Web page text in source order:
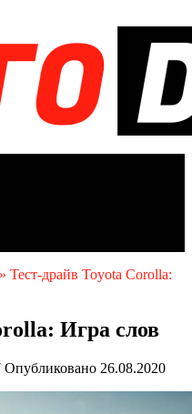
» Тест-драйв Toyota Corolla:
Игра слов
Опубликовано 26.08.2020